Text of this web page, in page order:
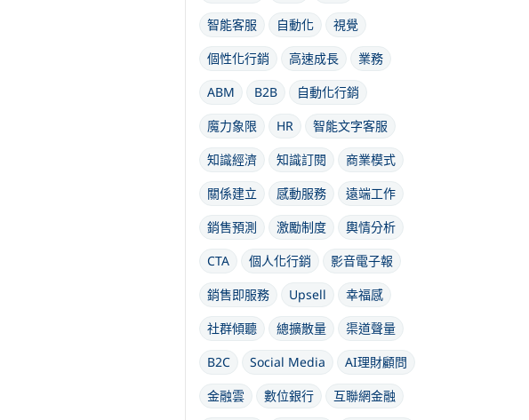
智能客服
自動化
視覺
個性化行銷
高速成長
業務
ABM
B2B
自動化行銷
魔力象限
HR
智能文字客服
知識經濟
知識訂閱
商業模式
關係建立
感動服務
遠端工作
銷售預測
激勵制度
輿情分析
CTA
個人化行銷
影音電子報
銷售即服務
Upsell
幸福感
社群傾聽
總擴散量
渠道聲量
B2C
Social Media
AI理財顧問
金融雲
數位銀行
互聯網金融